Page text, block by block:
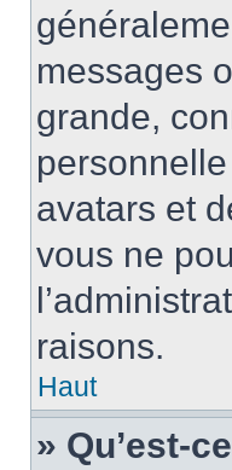
messages
grande,
avatars et
vous ne
raisons.
Haut
» Qu’est-